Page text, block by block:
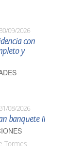
30/09/2026
con
y
31/08/2026
banquete II
Tormes